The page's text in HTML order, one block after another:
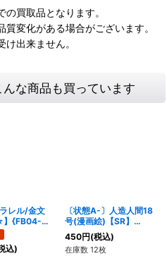
買取品となります。
変化がある場合がございます。
出来ません。
な商品も買っています
レル/金文
】{FB04-
込)
〔状態A-〕人造人間18
号(漫画絵)【SR】
{SB01-004}
450円(税込)
在庫数 12枚